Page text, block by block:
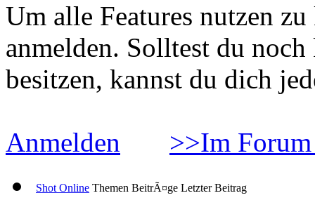
Um alle Features nutzen
anmelden. Solltest du
besitzen, kannst du dich
Anmelden >>Im
Shot Online Themen BeitrÃ¤ge Letzter Beitrag